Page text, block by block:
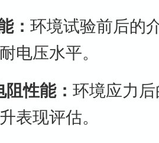
：环境试验前后的
电压水平。
阻性能：环境应力
表现评估。